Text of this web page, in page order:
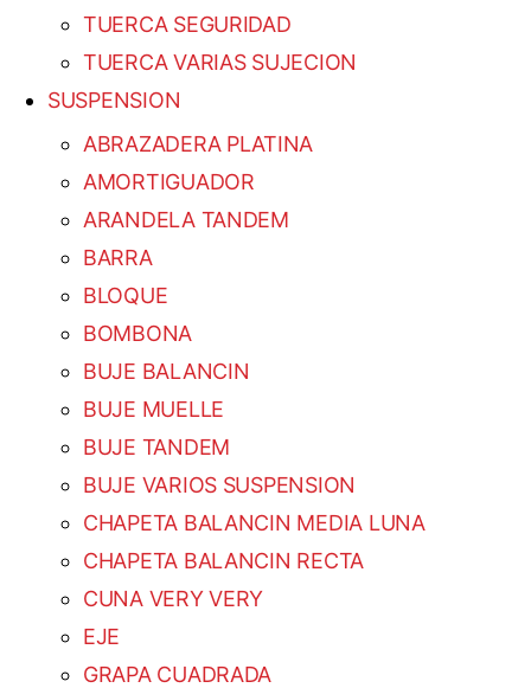
TUERCA SEGURIDAD
TUERCA VARIAS SUJECION
SUSPENSION
ABRAZADERA PLATINA
AMORTIGUADOR
ARANDELA TANDEM
BARRA
BLOQUE
BOMBONA
BUJE BALANCIN
BUJE MUELLE
BUJE TANDEM
BUJE VARIOS SUSPENSION
CHAPETA BALANCIN MEDIA LUNA
CHAPETA BALANCIN RECTA
CUNA VERY VERY
EJE
GRAPA CUADRADA